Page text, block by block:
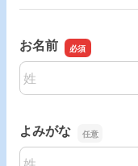
お名前
名前の姓
よみがな
名前の姓